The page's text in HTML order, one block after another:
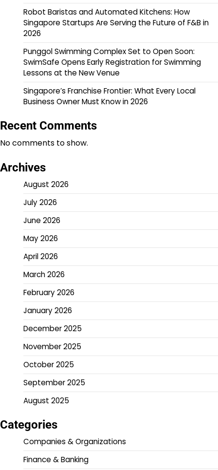
Robot Baristas and Automated Kitchens: How
Singapore Startups Are Serving the Future of F&B in
2026
Punggol Swimming Complex Set to Open Soon:
SwimSafe Opens Early Registration for Swimming
Lessons at the New Venue
Singapore’s Franchise Frontier: What Every Local
Business Owner Must Know in 2026
Recent Comments
No comments to show.
Archives
August 2026
July 2026
June 2026
May 2026
April 2026
March 2026
February 2026
January 2026
December 2025
November 2025
October 2025
September 2025
August 2025
Categories
Companies & Organizations
Finance & Banking